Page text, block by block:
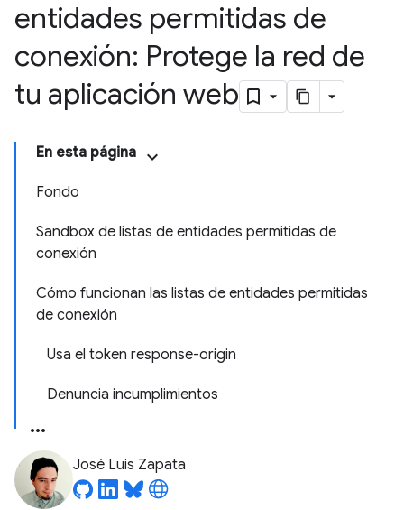
entidades permitidas de
conexión: Protege la red de
tu aplicación web
En esta página
Fondo
Sandbox de listas de entidades permitidas de
conexión
Cómo funcionan las listas de entidades permitidas
de conexión
Usa el token response-origin
Denuncia incumplimientos
José Luis Zapata